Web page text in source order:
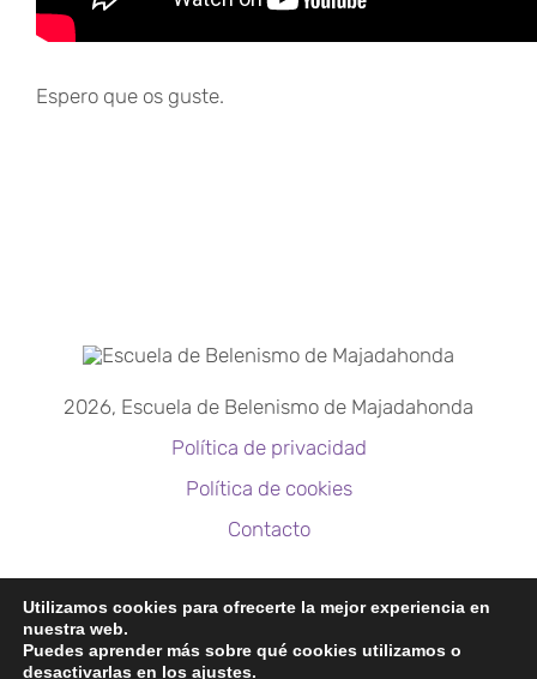
Espero que os guste.
2026, Escuela de Belenismo de Majadahonda
Política de privacidad
Política de cookies
Contacto
Utilizamos cookies para ofrecerte la mejor experiencia en
nuestra web.
Puedes aprender más sobre qué cookies utilizamos o
desactivarlas en los ajustes.